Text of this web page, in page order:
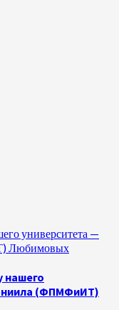
университета —
Любимовых
нашего
(ФПМФиИТ)